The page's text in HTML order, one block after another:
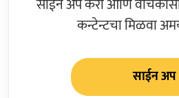
कन्टेन्टचा मिळवा
साईन अप